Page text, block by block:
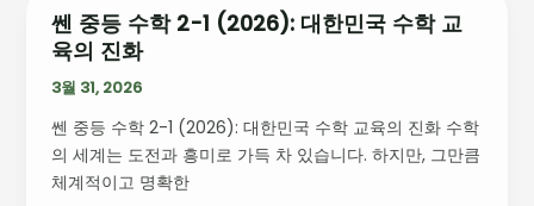
가
가
올
새
로
운
쎈 중등 수학 2-1 (2026): 대한민국 수학 교
육의 진화
3월 31, 2026
쎈 중등 수학 2-1 (2026): 대한민국 수학 교육의 진화 수학
의 세계는 도전과 흥미로 가득 차 있습니다. 하지만, 그만큼
체계적이고 명확한
쎈
중
등
수
학
2-
1